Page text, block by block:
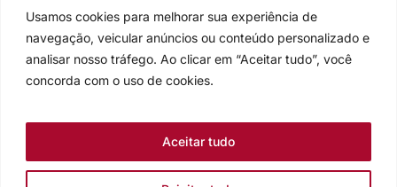
Usamos cookies para melhorar sua experiência de
navegação, veicular anúncios ou conteúdo personalizado e
analisar nosso tráfego. Ao clicar em “Aceitar tudo”, você
concorda com o uso de cookies.
Aceitar tudo